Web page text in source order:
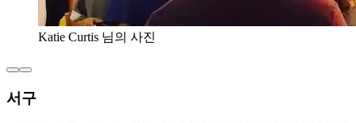
Katie Curtis 님의 사진
서구